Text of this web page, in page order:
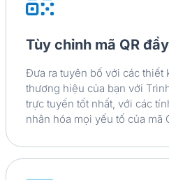
Tùy chỉnh mã QR
Đưa ra tuyên bố với các thiết
thương hiệu của bạn với
trực tuyến tốt nhất, với các
nhân hóa mọi yếu tố của mã